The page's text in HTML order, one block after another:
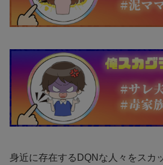
身近に存在するDQNな人々をスカ